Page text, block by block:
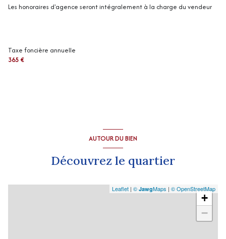
Les honoraires d'agence seront intégralement à la charge du vendeur
Taxe foncière annuelle
365 €
AUTOUR DU BIEN
Découvrez le quartier
+
−
Leaflet | © JawgMaps | © OpenStreetMap